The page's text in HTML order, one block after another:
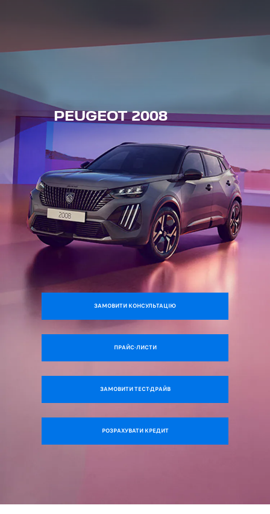
PEUGEOT 2008
ЗАМОВИТИ КОНСУЛЬТАЦІЮ
ПРАЙС-ЛИСТИ
ЗАМОВИТИ ТЕСТ-ДРАЙВ
РОЗРАХУВАТИ КРЕДИТ